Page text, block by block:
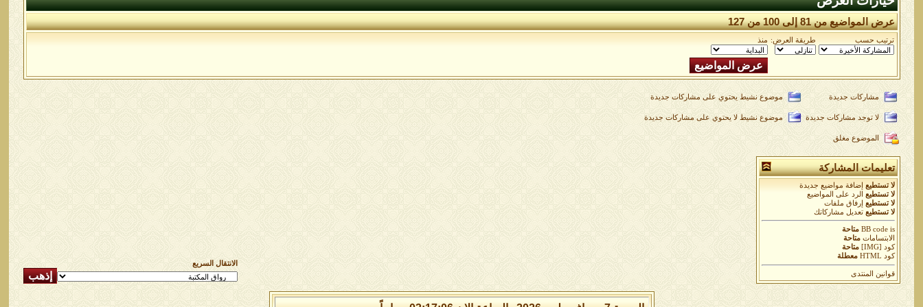
عرض المواضيع من 81 إلى 100 من 127
ترتيب حسب طريقة العرض: منذ
مشاركات جديدة موضوع نشيط يحتوي على مشاركات جديدة
لا توجد مشاركات جديدة موضوع نشيط لا يحتوي على مشاركات جديدة
الموضوع مغلق
تعليمات المشاركة
لا تستطيع
إضافة مواضيع جديدة
لا تستطيع
الرد على المواضيع
لا تستطيع
إرفاق ملفات
لا تستطيع تعديل مشاركاتك
BB codeis
متاحة
الابتسامات متاحة
كود [IMG]
متاحة
كود HTML
معطلة
قوانين المنتدى
الانتقال السريع